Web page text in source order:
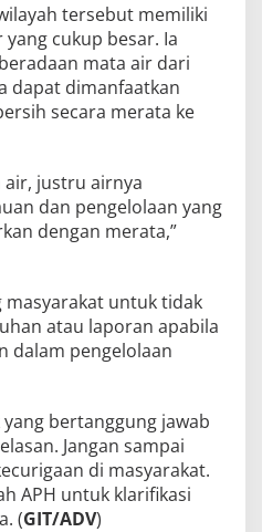
tersebut memiliki
cukup besar. Ia
mata air dari
dapat dimanfaatkan
secara merata ke
air, justru airnya
dan pengelolaan yang
dengan merata,”
untuk tidak
atau laporan apabila
dalam pengelolaan
bertanggung jawab
Jangan sampai
di masyarakat.
APH untuk klarifikasi
(GIT/ADV)